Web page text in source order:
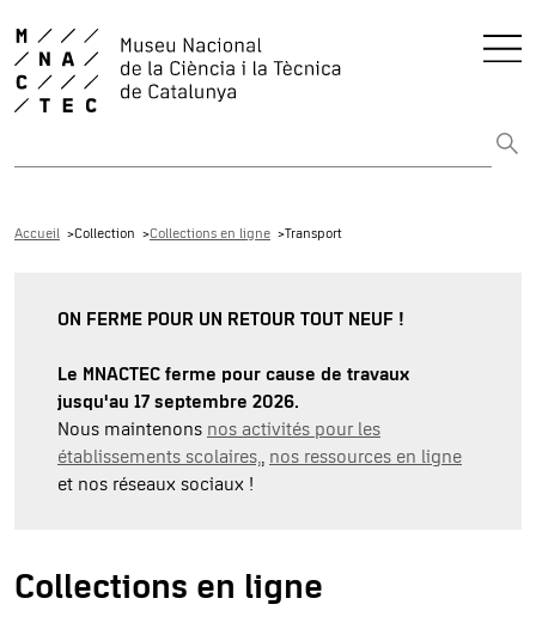
Accueil Collection Collections en ligne Transport
ON FERME POUR UN RETOUR TOUT NEUF !
Le MNACTEC ferme pour cause de travaux
jusqu'au 17 septembre 2026.
Nous maintenons nos activités pour les
établissements scolaires,, nos ressources en ligne
et nos réseaux sociaux !
Collections en ligne